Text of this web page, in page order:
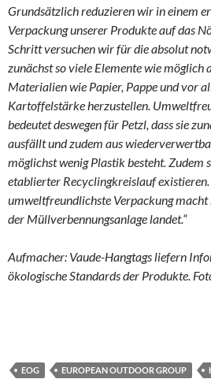
Grundsätzlich reduzieren wir in einem
Verpackung unserer Produkte auf das
Schritt versuchen wir für die absolut
zunächst so viele Elemente wie
Materialien wie Papier, Pappe und vor
Kartoffelstärke herzustellen.
bedeutet deswegen für Petzl, dass sie
ausfällt und zudem aus
möglichst wenig Plastik besteht. Zudem
etablierter Recyclingkreislauf
umweltfreundlichste Verpackung macht
der Müllverbennungsanlage landet.“
Aufmacher: Vaude-Hangtags liefern
ökologische Standards der Produkte.
EOG EUROPEAN OUTDOOR GROUP